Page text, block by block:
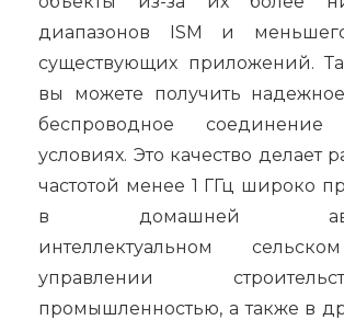
диапазонов ISM и
существующих приложений.
вы можете получить
беспроводное
условиях. Это качество делает
частотой менее 1 ГГц широко
в домашней
интеллектуальном
управлении
промышленностью, а также в